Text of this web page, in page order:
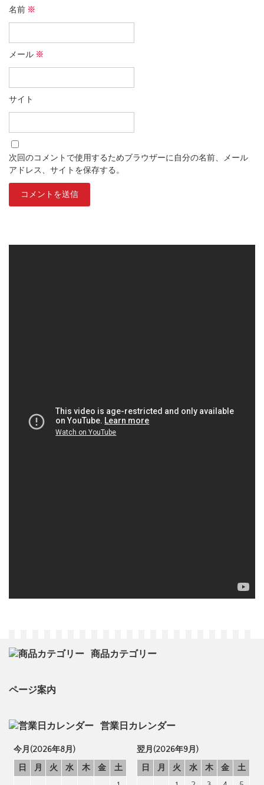
名前 ※
メール ※
サイト
次回のコメントで使用するためブラウザーに自分の名前、メール
アドレス、サイトを保存する。
商品カテゴリー
ページ案内
営業日カレンダー
今月(2026年8月)
日
月 火 水 木 金
土
翌月(2026年9月)
日
月 火 水 木 金
土